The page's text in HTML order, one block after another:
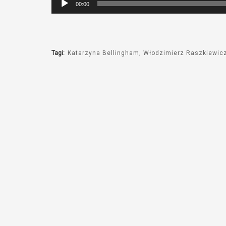
plików
00:00
Tagi: Katarzyna Bellingham Włodzimierz